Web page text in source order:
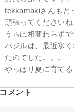
tekkamakiさんもと
頑張ってくださいね
うちは相変わらず
バジルは、最近寒
たのでした。。。
やっぱり夏に育て
コメント